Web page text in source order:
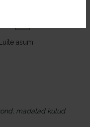
Luite asum
madalad kulud.